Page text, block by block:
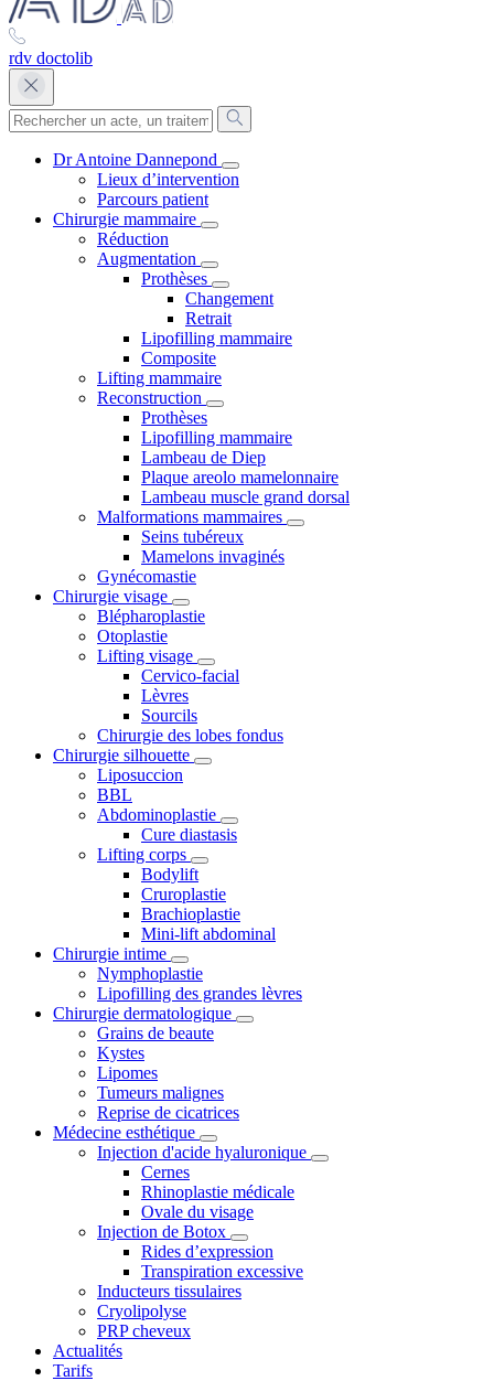
rdv doctolib
Dr Antoine Dannepond
Lieux d’intervention
Parcours patient
Chirurgie mammaire
Réduction
Augmentation
Prothèses
Changement
Retrait
Lipofilling mammaire
Composite
Lifting mammaire
Reconstruction
Prothèses
Lipofilling mammaire
Lambeau de Diep
Plaque areolo mamelonnaire
Lambeau muscle grand dorsal
Malformations mammaires
Seins tubéreux
Mamelons invaginés
Gynécomastie
Chirurgie visage
Blépharoplastie
Otoplastie
Lifting visage
Cervico-facial
Lèvres
Sourcils
Chirurgie des lobes fondus
Chirurgie silhouette
Liposuccion
BBL
Abdominoplastie
Cure diastasis
Lifting corps
Bodylift
Cruroplastie
Brachioplastie
Mini-lift abdominal
Chirurgie intime
Nymphoplastie
Lipofilling des grandes lèvres
Chirurgie dermatologique
Grains de beaute
Kystes
Lipomes
Tumeurs malignes
Reprise de cicatrices
Médecine esthétique
Injection d'acide hyaluronique
Cernes
Rhinoplastie médicale
Ovale du visage
Injection de Botox
Rides d’expression
Transpiration excessive
Inducteurs tissulaires
Cryolipolyse
PRP cheveux
Actualités
Tarifs